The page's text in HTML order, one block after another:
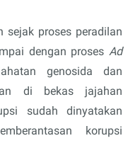
sejak proses peradilan
dengan proses Ad
genosida dan
di bekas jajahan
sudah dinyatakan
korupsi